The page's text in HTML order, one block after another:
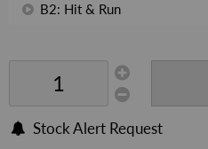
B2: Hit & Run
Stock Alert Request